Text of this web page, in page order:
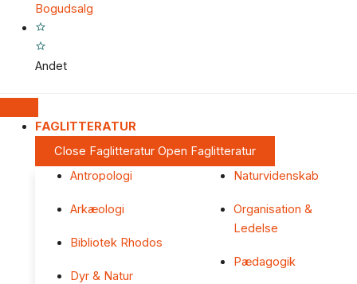
Bogudsalg
Andet
FAGLITTERATUR
Close Faglitteratur Open Faglitteratur
Antropologi
Arkæologi
Bibliotek Rhodos
Dyr & Natur
Naturvidenskab
Organisation &
Ledelse
Pædagogik